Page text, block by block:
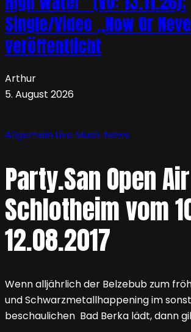
Single/Video „Now Or
veröffentlicht
Arthur
5. August 2026
Allgemein Live Musik News
Party.San Open
Schlotheim vom
12.08.2017
Wenn alljährlich der Belzebub zum
und Schwarzmetallhappening im
beschaulichen Bad Berka lädt, dann